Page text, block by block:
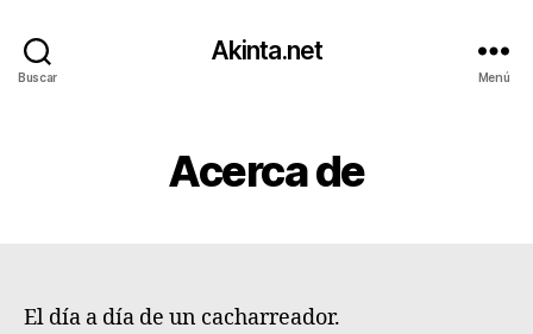
Buscar
Akinta.net
Menú
Acerca de
El día a día de un cacharreador.